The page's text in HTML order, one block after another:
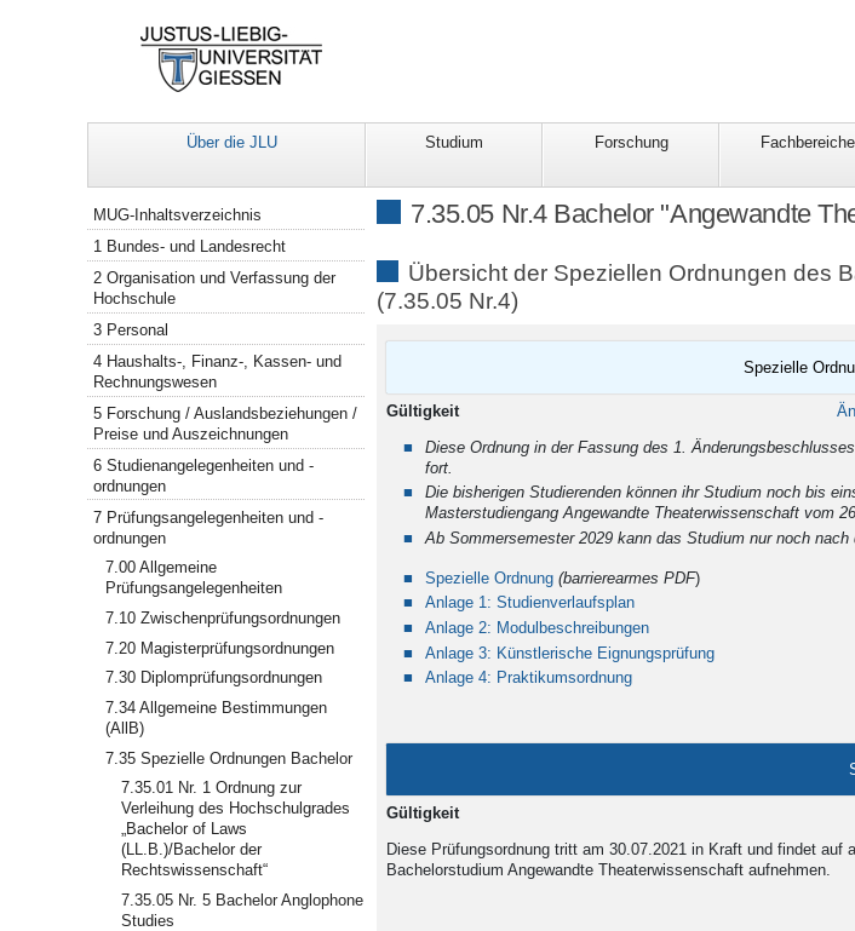
Über die JLU Studium Forschung Fachbereiche
7.35.05 Nr.4 Bachelor "Angewandte
Übersicht der Speziellen Ordnungen des
(7.35.05 Nr.4)
Spezielle
Gültigkeit
Diese Ordnung in der Fassung des 1.
fort.
Die bisherigen Studierenden können ihr Studium noch bis
Masterstudiengang Angewandte Theaterwissenschaft vom
Ab Sommersemester 2029 kann das Studium nur noch
Spezielle Ordnung (barrierearmes PDF)
Anlage 1: Studienverlaufsplan
Anlage 2: Modulbeschreibungen
Anlage 3: Künstlerische Eignungsprüfung
Anlage 4: Praktikumsordnung
Gültigkeit
Diese Prüfungsordnung tritt am 30.07.2021 in Kraft und findet
Bachelorstudium Angewandte Theaterwissenschaft aufnehmen.
Navigation
MUG-Inhaltsverzeichnis
1 Bundes- und Landesrecht
2 Organisation und Verfassung der
Hochschule
3 Personal
4 Haushalts-, Finanz-, Kassen- und
Rechnungswesen
5 Forschung / Auslandsbeziehungen /
Preise und Auszeichnungen
6 Studienangelegenheiten und -
ordnungen
7 Prüfungsangelegenheiten und -
ordnungen
7.00 Allgemeine
Prüfungsangelegenheiten
7.10 Zwischenprüfungsordnungen
7.20 Magisterprüfungsordnungen
7.30 Diplomprüfungsordnungen
7.34 Allgemeine Bestimmungen
(AllB)
7.35 Spezielle Ordnungen Bachelor
7.35.01 Nr. 1 Ordnung zur
Verleihung des Hochschulgrades
„Bachelor of Laws
(LL.B.)/Bachelor der
Rechtswissenschaft“
7.35.05 Nr. 5 Bachelor Anglophone
Studies